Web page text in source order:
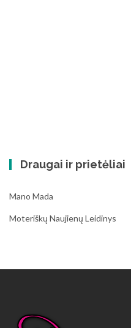
Draugai ir prietėliai
Mano Mada
Moteriškų Naujienų Leidinys